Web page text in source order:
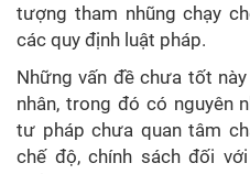
tượng tham nhũng chạy
các quy định luật pháp.
Những vấn đề chưa tốt
nhân, trong đó có nguyên
tư pháp chưa quan tâm
chế độ, chính sách đối